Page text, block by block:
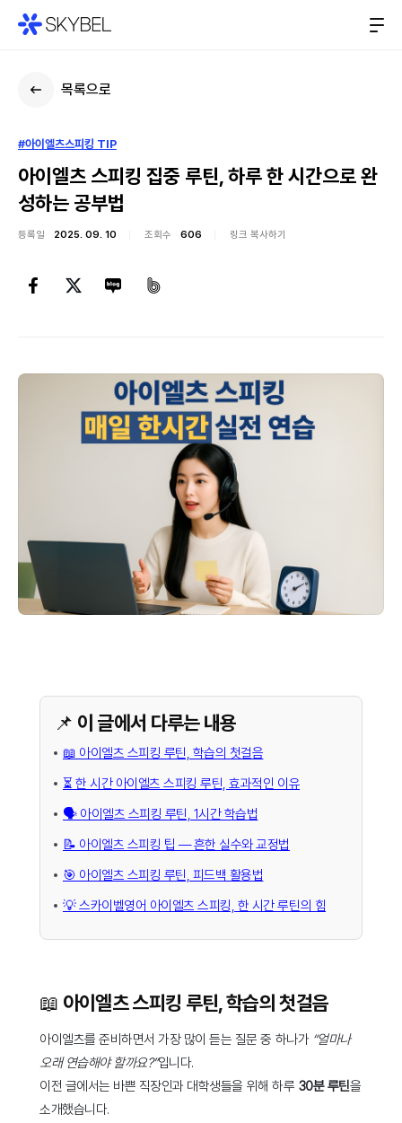
목록으로
#아이엘츠스피킹 TIP
아이엘츠 스피킹 집중 루틴, 하루 한 시간으로 완
성하는 공부법
등록일 2025. 09. 10 조회수 606 링크 복사하기
📌 이 글에서 다루는 내용
📖 아이엘츠 스피킹 루틴, 학습의 첫걸음
⏳ 한 시간 아이엘츠 스피킹 루틴, 효과적인 이유
🗣️ 아이엘츠 스피킹 루틴, 1시간 학습법
📝 아이엘츠 스피킹 팁 — 흔한 실수와 교정법
🎯 아이엘츠 스피킹 루틴, 피드백 활용법
💡 스카이벨영어 아이엘츠 스피킹, 한 시간 루틴의 힘
📖 아이엘츠 스피킹 루틴, 학습의 첫걸음
아이엘츠를 준비하면서 가장 많이 듣는 질문 중 하나가 “얼마나
오래 연습해야 할까요?”입니다.
이전 글에서는 바쁜 직장인과 대학생들을 위해 하루 30분 루틴을
소개했습니다.